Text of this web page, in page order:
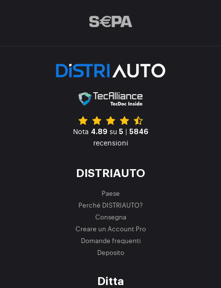
Nota 4.89 su 5 | 5846
recensioni
DISTRIAUTO
Paese
Perché DISTRIAUTO?
Consegna
Creare un Account Pro
Domande frequenti
Deposito
Ditta